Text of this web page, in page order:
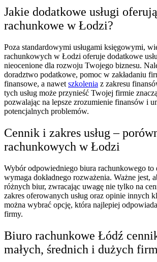
Jakie dodatkowe usługi
rachunkowe w Łodzi?
Poza standardowymi usługami księgowymi,
rachunkowych w Łodzi oferuje dodatkowe
nieocenione dla rozwoju Twojego biznesu.
doradztwo podatkowe, pomoc w zakładaniu
finansowe, a nawet szkolenia z zakresu
tych usług może przynieść Twojej firmie
pozwalając na lepsze zrozumienie finansów i
potencjalnych problemów.
Cennik i zakres usług –
rachunkowych w Łodzi
Wybór odpowiedniego biura rachunkowego to
wymaga dokładnego rozważenia. Ważne jest,
różnych biur, zwracając uwagę nie tylko na
zakres oferowanych usług oraz opinie innych
można wybrać opcję, która najlepiej
firmy.
Biuro rachunkowe Łódź
małych, średnich i dużych firm